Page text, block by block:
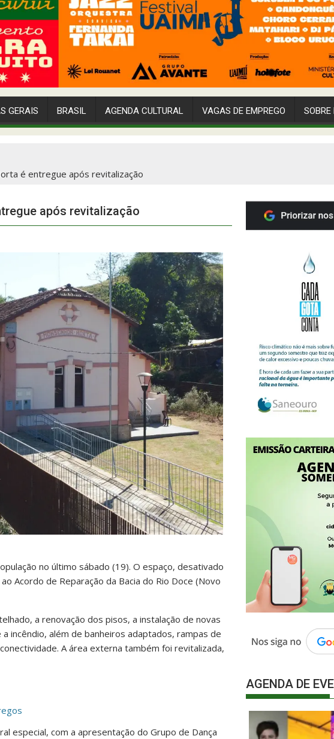
GERAIS BRASIL AGENDA CULTURAL VAGAS DE EMPREGO SOBRE
é entregue após revitalização
após revitalização
no último sábado (19). O espaço, desativado
Acordo de Reparação da Bacia do Rio Doce (Novo
a renovação dos pisos, a instalação de novas
incêndio, além de banheiros adaptados, rampas de
A área externa também foi revitalizada,
especial, com a apresentação do Grupo de Dança
AGENDA DE